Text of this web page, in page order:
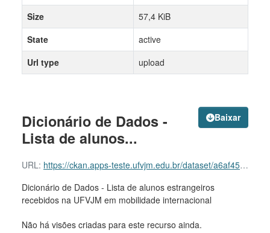
Baixar
Dicionário de Dados -
Lista de alunos...
URL: https://ckan.apps-teste.ufvjm.edu.br/dataset/a6af450a-0666-431e-b208-94a62bad89e9/resource/bb1ae9d0-d729-400a-a6ff-f8a3a4fb49f8/download/dicionario-de-dados-lista-de-alunos-estrangeiros-que-foram-recebidos-em-mobilidade-internacional.pdf
Dicionário de Dados - Lista de alunos estrangeiros
recebidos na UFVJM em mobilidade internacional
Não há visões criadas para este recurso ainda.
Size
57,4 KiB
State
active
Url type
upload